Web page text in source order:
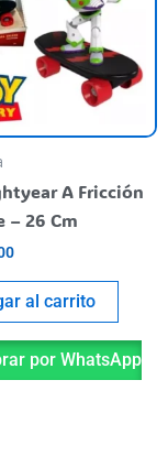
A Fricción
– 26 Cm
al carrito
por WhatsApp